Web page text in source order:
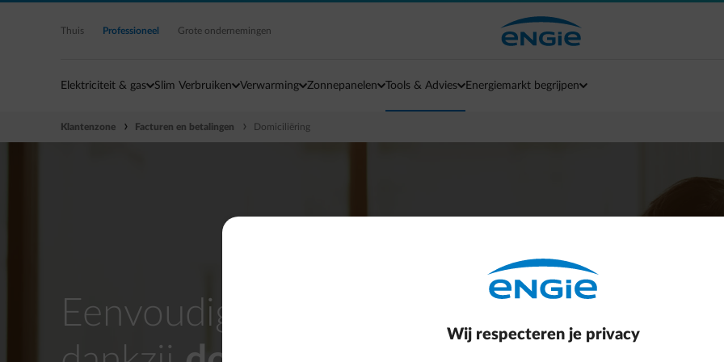
Ga naar de hoofdinhoud
Thuis Professioneel Grote ondernemingen
Elektriciteit & gas Slim Verbruiken Verwarming Zonnepanelen Tools & Advies Energiemarkt begrijpen
Klantenzone Facturen en betalingen Domiciliëring
Eenvoudige administratie
Wij respecteren je privacy